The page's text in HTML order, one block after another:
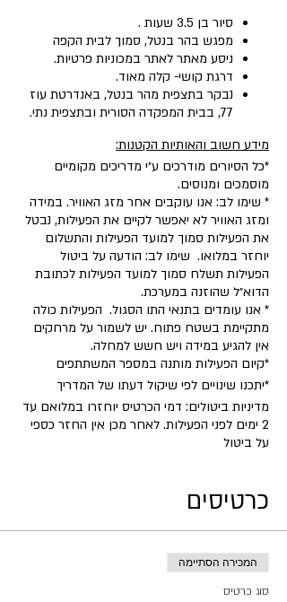
סיור בן 3.5 שעות .
מפגש בהר בנטל, סמוך לבית הקפה
ניסע מאתר לאתר במכוניות פרטיות.
דרגת קושי- קלה מאוד.
נבקר בתצפית מהר בנטל, באנדרטת עוז
77, בבית המפקדה הסורית ובתצפית נתי.
מידע חשוב והאותיות הקטנות:
*כל הסיורים מודרכים ע״י מדריכים מקומיים
מוסמכים ומנוסים.
* שימו לב: אנו עוקבים אחר מזג האוויר. במידה
ומזג האוויר לא יאפשר לקיים את הפעילות, נבטל
את הפעילות סמוך למועד הפעילות והתשלום
יוחזר במלואו. שימו לב: הודעה על ביטול
הפעילות תשלח סמוך למועד הפעילות לכתובת
הדוא״ל שהוזנה במערכת.
* אנו עומדים בתנאי התו הסגול. הפעילות כולה
מתקיימת בשטח פתוח. יש לשמור על מרחקים
אין להגיע במידה ויש חשש למחלה.
​*קיום הפעילות מותנה במספר המשתתפים
*יתכנו שינויים לפי שיקול דעתו של המדריך
מדיניות ביטולים: דמי הכרטיס יוחזרו במלואם עד
2 ימים לפני הפעילות. לאחר מכן אין החזר כספי
על ביטול
כרטיסים
המכירה הסתיימה
סוג כרטיס